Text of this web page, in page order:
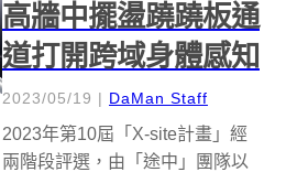
高牆中擺盪蹺蹺板通
道打開跨域身體感知
2023/05/19 | DaMan Staff
2023年第10屆「X-site計畫」經
兩階段評選，由「途中」團隊以